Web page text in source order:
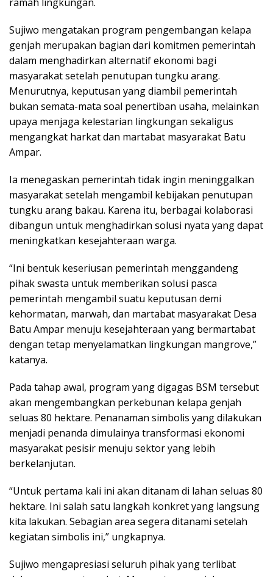
Sujiwo mengatakan program pengembangan kelapa
genjah merupakan bagian dari komitmen pemerintah
dalam menghadirkan alternatif ekonomi bagi
masyarakat setelah penutupan tungku arang.
Menurutnya, keputusan yang diambil pemerintah
bukan semata-mata soal penertiban usaha, melainkan
upaya menjaga kelestarian lingkungan sekaligus
mengangkat harkat dan martabat masyarakat Batu
Ampar.
Ia menegaskan pemerintah tidak ingin meninggalkan
masyarakat setelah mengambil kebijakan penutupan
tungku arang bakau. Karena itu, berbagai kolaborasi
dibangun untuk menghadirkan solusi nyata yang dapat
meningkatkan kesejahteraan warga.
“Ini bentuk keseriusan pemerintah menggandeng
pihak swasta untuk memberikan solusi pasca
pemerintah mengambil suatu keputusan demi
kehormatan, marwah, dan martabat masyarakat Desa
Batu Ampar menuju kesejahteraan yang bermartabat
dengan tetap menyelamatkan lingkungan mangrove,”
katanya.
Pada tahap awal, program yang digagas BSM tersebut
akan mengembangkan perkebunan kelapa genjah
seluas 80 hektare. Penanaman simbolis yang dilakukan
menjadi penanda dimulainya transformasi ekonomi
masyarakat pesisir menuju sektor yang lebih
berkelanjutan.
“Untuk pertama kali ini akan ditanam di lahan seluas 80
hektare. Ini salah satu langkah konkret yang langsung
kita lakukan. Sebagian area segera ditanami setelah
kegiatan simbolis ini,” ungkapnya.
Sujiwo mengapresiasi seluruh pihak yang terlibat